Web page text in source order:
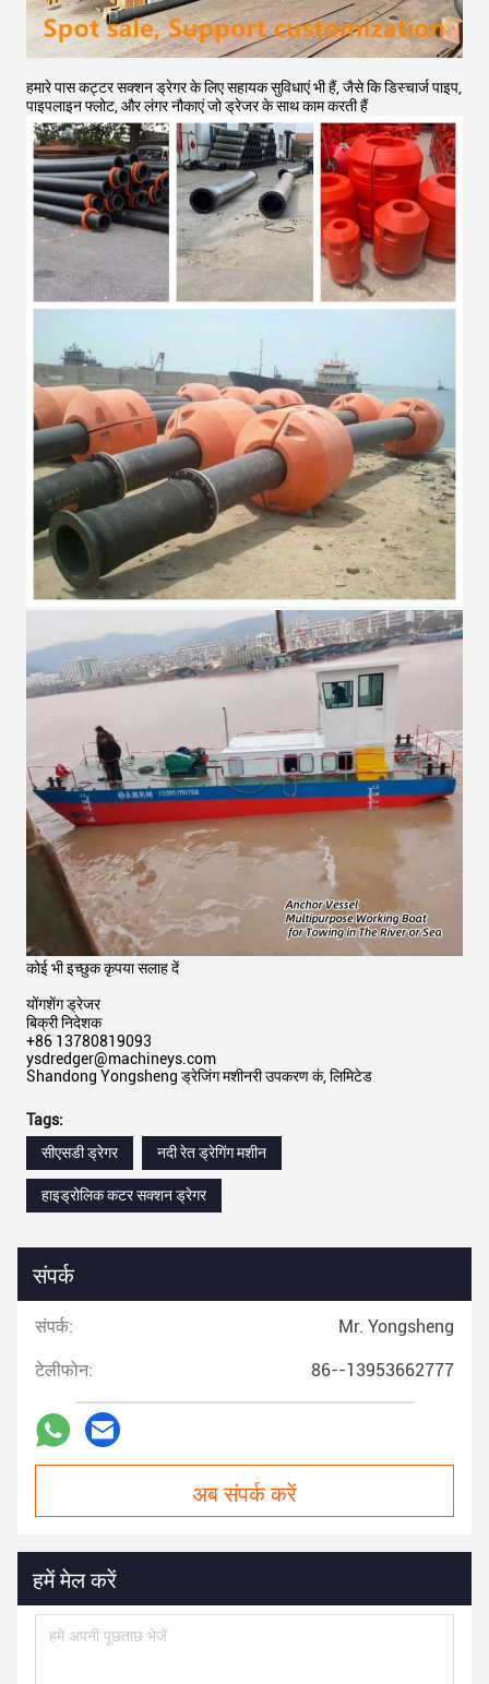
हमारे पास कट्टर सक्शन ड्रेगर के लिए सहायक सुविधाएं भी हैं, जैसे कि डिस्चार्ज पाइप,
पाइपलाइन फ्लोट, और लंगर नौकाएं जो ड्रेजर के साथ काम करती हैं
कोई भी इच्छुक कृपया सलाह दें
योंगशेंग ड्रेजर
बिक्री निदेशक
+86 13780819093
ysdredger@machineys.com
Shandong Yongsheng ड्रेजिंग मशीनरी उपकरण कं, लिमिटेड
Tags:
सीएसडी ड्रेगर
नदी रेत ड्रेगिंग मशीन
हाइड्रोलिक कटर सक्शन ड्रेगर
संपर्क
संपर्क: Mr. Yongsheng
टेलीफोन: 86--13953662777
अब संपर्क करें
हमें मेल करें